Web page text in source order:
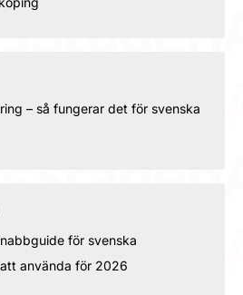
– så fungerar det för svenska
för svenska
använda för 2026